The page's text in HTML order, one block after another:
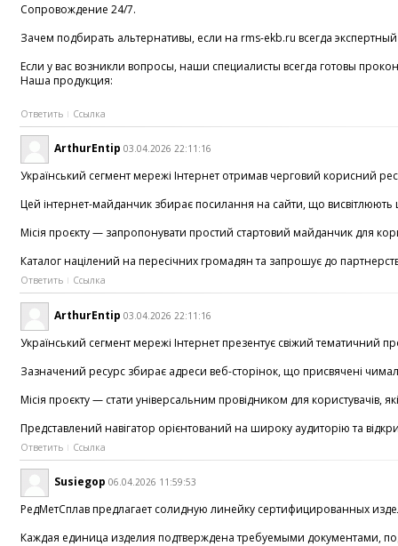
Сопровождение 24/7.
Зачем подбирать альтернативы, если на rms-ekb.ru всегда
Если у вас возникли вопросы, наши специалисты всегда готовы
Наша продукция:
Ответить Ссылка
ArthurEntip 03.04.2026 22:11:16
Український сегмент мережі Інтернет отримав черговий корисний
Цей інтернет-майданчик збирає посилання на сайти, що
Місія проєкту — запропонувати простий стартовий майданчик для
Каталог націлений на пересічних громадян та запрошує до
Ответить Ссылка
ArthurEntip 03.04.2026 22:11:16
Український сегмент мережі Інтернет презентує свіжий тематичний
Зазначений ресурс збирає адреси веб-сторінок, що присвячені
Місія проєкту — стати універсальним провідником для
Представлений навігатор орієнтований на широку аудиторію та
Ответить Ссылка
Susiegop 06.04.2026 11:59:53
РедМетСплав предлагает солидную линейку сертифицированных
Каждая единица изделия подтверждена требуемыми документами,